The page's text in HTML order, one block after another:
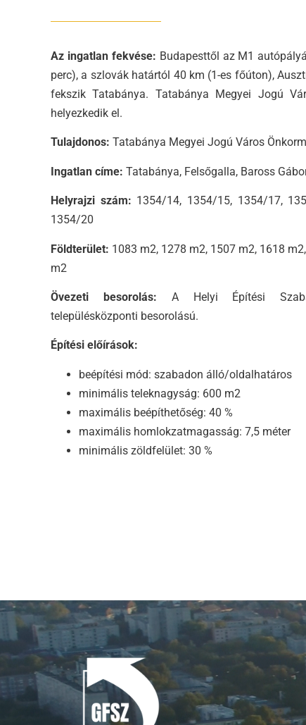
Az ingatlan fekvése: Budapesttől az M1
perc), a szlovák határtól 40 km (1-es főúton),
fekszik Tatabánya. Tatabánya Megyei Jogú
helyezkedik el.
Tulajdonos: Tatabánya Megyei Jogú Város
Ingatlan címe: Tatabánya, Felsőgalla, Baross
Helyrajzi szám: 1354/14, 1354/15, 1354/17,
1354/20
Földterület: 1083 m2, 1278 m2, 1507 m2, 1618
m2
Övezeti besorolás: A Helyi Építési
településközponti besorolású.
Építési előírások:
beépítési mód: szabadon álló/oldalhatáros
minimális teleknagyság: 600 m2
maximális beépíthetőség: 40 %
maximális homlokzatmagasság: 7,5 méter
minimális zöldfelület: 30 %